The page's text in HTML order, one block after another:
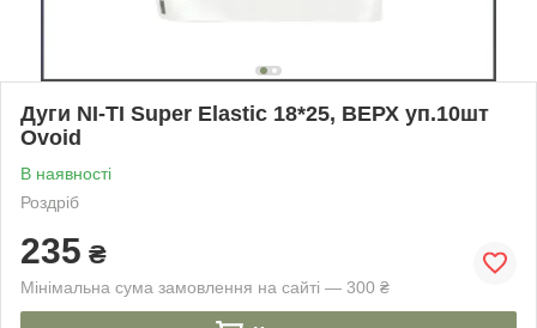
Дуги NI-TI Super Elastic 18*25, ВЕРХ уп.10шт
Ovoid
В наявності
Роздріб
235 ₴
Мінімальна сума замовлення на сайті — 300 ₴